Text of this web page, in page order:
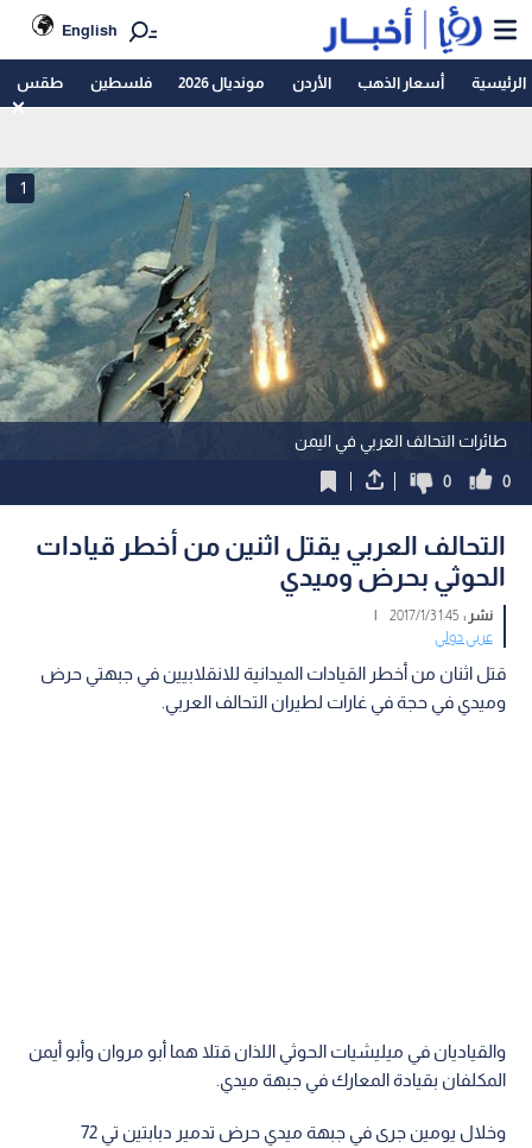
English
الرئيسية أسعار الذهب الأردن مونديال 2026 فلسطين طقس
طائرات التحالف العربي في اليمن
1
0
0
التحالف العربي يقتل اثنين من أخطر قيادات
الحوثي بحرض وميدي
نشر :1:45 2017/1/3
|
عربي دولي
قتل اثنان من أخطر القيادات الميدانية للانقلابيين في جبهتي حرض
وميدي في حجة في غارات لطيران التحالف العربي.
والقياديان في ميليشيات الحوثي اللذان قتلا هما أبو مروان وأبو أيمن
المكلفان بقيادة المعارك في جبهة ميدي.
وخلال يومين جرى في جبهة ميدي حرض تدمير دبابتين تي 72